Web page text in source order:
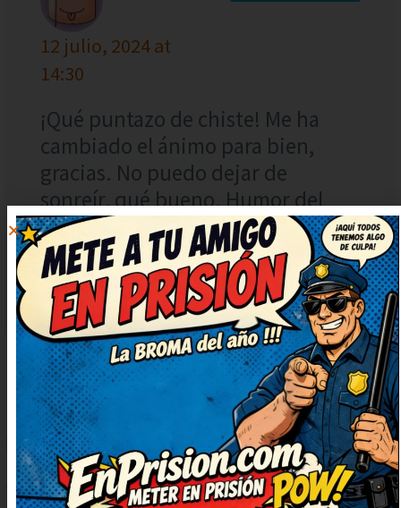
12 julio, 2024 at
14:30
¡Qué puntazo de chiste! Me ha
cambiado el ánimo para bien,
gracias. No puedo dejar de
sonreír, qué bueno. Humor del
bueno, con gracia y sin ofender a
nadie. Así da gusto, humor sano y
con mucha gracia.
DEJARUN
COMENTARIO